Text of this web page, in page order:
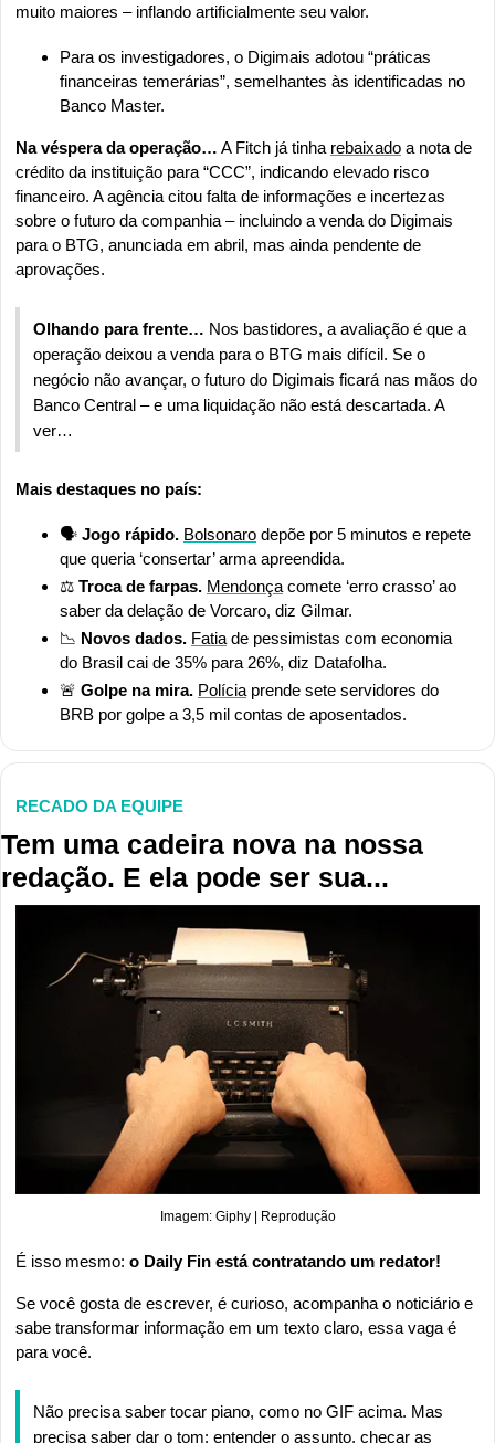
muito maiores – inflando artificialmente seu valor.
Para os investigadores, o Digimais adotou “práticas
financeiras temerárias”, semelhantes às identificadas no
Banco Master.
Na véspera da operação… A Fitch já tinha rebaixado a nota de
crédito da instituição para “CCC”, indicando elevado risco
financeiro. A agência citou falta de informações e incertezas
sobre o futuro da companhia – incluindo a venda do Digimais
para o BTG, anunciada em abril, mas ainda pendente de
aprovações.
Olhando para frente… Nos bastidores, a avaliação é que a
operação deixou a venda para o BTG mais difícil. Se o
negócio não avançar, o futuro do Digimais ficará nas mãos do
Banco Central – e uma liquidação não está descartada. A
ver…
Mais destaques no país:
🗣️ Jogo rápido. Bolsonaro depõe por 5 minutos e repete
que queria ‘consertar’ arma apreendida.
⚖️ Troca de farpas. Mendonça comete ‘erro crasso’ ao
saber da delação de Vorcaro, diz Gilmar.
📉 Novos dados. Fatia de pessimistas com economia
do Brasil cai de 35% para 26%, diz Datafolha.
🚨 Golpe na mira. Polícia prende sete servidores do
BRB por golpe a 3,5 mil contas de aposentados.
RECADO DA EQUIPE
Tem uma cadeira nova na nossa
redação. E ela pode ser sua...
Imagem: Giphy | Reprodução
É isso mesmo: o Daily Fin está contratando um redator!
Se você gosta de escrever, é curioso, acompanha o noticiário e
sabe transformar informação em um texto claro, essa vaga é
para você.
Não precisa saber tocar piano, como no GIF acima. Mas
precisa saber dar o tom: entender o assunto, checar as